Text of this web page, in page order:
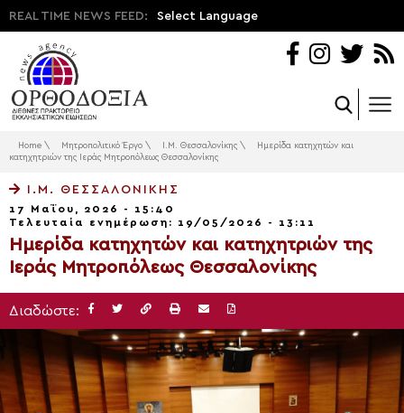
REAL TIME NEWS FEED: Select Language
Home \ Μητροπολιτικό Έργο \ Ι.Μ. Θεσσαλονίκης \
Ημερίδα κατηχητών και
κατηχητριών της Ιεράς Μητροπόλεως Θεσσαλονίκης
Ι.Μ. ΘΕΣΣΑΛΟΝΊΚΗΣ
17 Μαΐου, 2026 - 15:40
Τελευταία ενημέρωση: 19/05/2026 - 13:11
Ημερίδα κατηχητών και κατηχητριών της
Ιεράς Μητροπόλεως Θεσσαλονίκης
Διαδώστε: